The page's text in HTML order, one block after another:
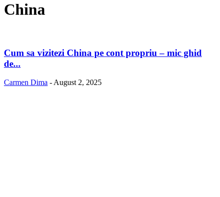
China
Cum sa vizitezi China pe cont propriu – mic ghid
de...
Carmen Dima - August 2, 2025